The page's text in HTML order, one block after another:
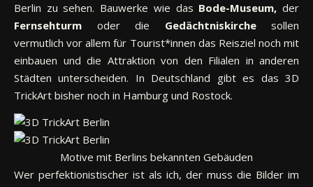
Berlin zu sehen. Bauwerke wie das Bode-Museum, der
Fernsehturm oder die Gedächtniskirchesollen
vermutlich vor allem für Tourist*innen das Reisziel noch mit
einbauen und die Attraktion von den Filialen in anderen
Städten unterscheiden. In Deutschland gibt es das 3D
TrickArt bisher noch in Hamburg und Rostock.
Motive mit Berlins bekannten Gebäuden
Wer perfektionistischer ist als ich, der muss die Bilder im